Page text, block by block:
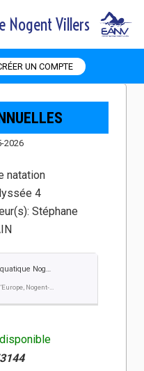
Nogent Villers
UN COMPTE
2026
natation
4
Stéphane
Nogent Villers EANV
148 avenue de l’Europe, Nogent-sur-Oise